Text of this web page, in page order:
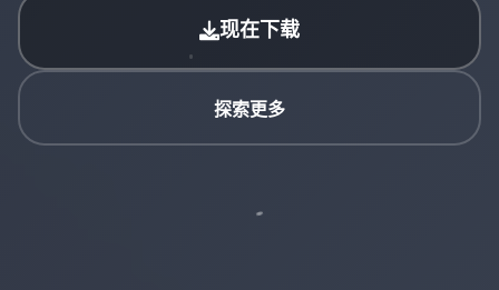
现在下载
探索更多